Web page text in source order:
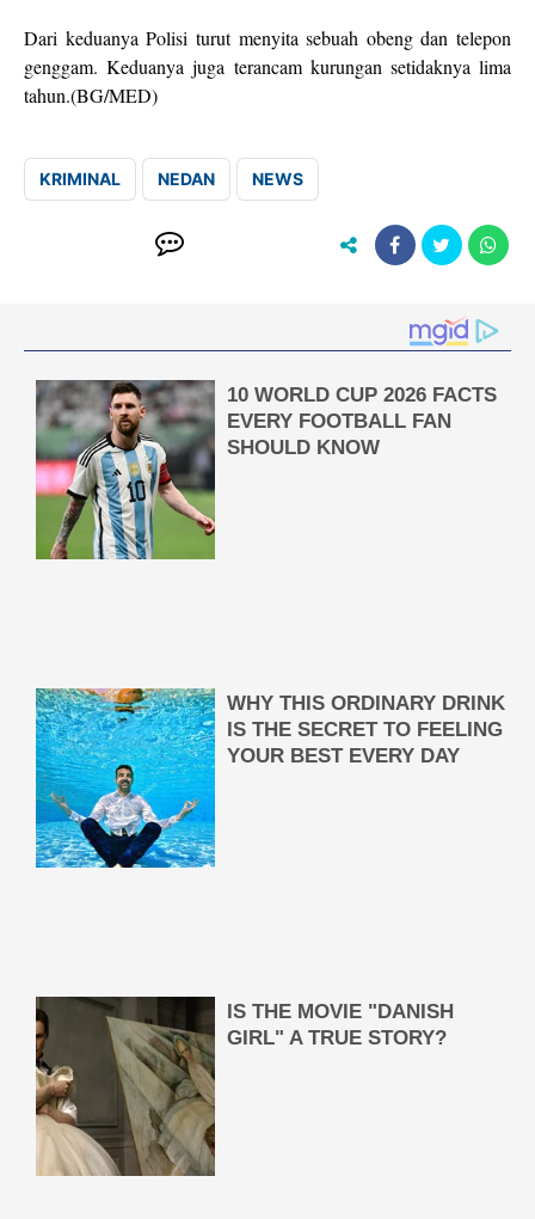
Dari keduanya Polisi turut menyita sebuah obeng dan telepon
genggam. Keduanya juga terancam kurungan setidaknya lima
tahun.(BG/MED)
KRIMINAL NEDAN NEWS